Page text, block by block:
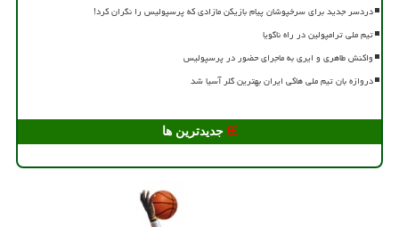
دردسر جدید برای سرخپوشان پیام بازیکن مازادی که پرسپولیس را نگران کرد!
تیم ملی ترامپولین در راه ناگویا
واکنش طاهری و ایری به ماجرای حضور در پرسپولیس
دروازه بان تیم ملی هاکی ایران بهترین گلر آسیا شد
جدیدترین ها